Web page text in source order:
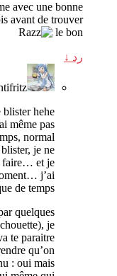
avec une bonne
avant de trouver
le bon
رد ↓
blister hehe
même pas
, normal
, je ne
faire… et je
… j’ai
de temps
quelques
), je
te paraitre
qu’on
: oui mais